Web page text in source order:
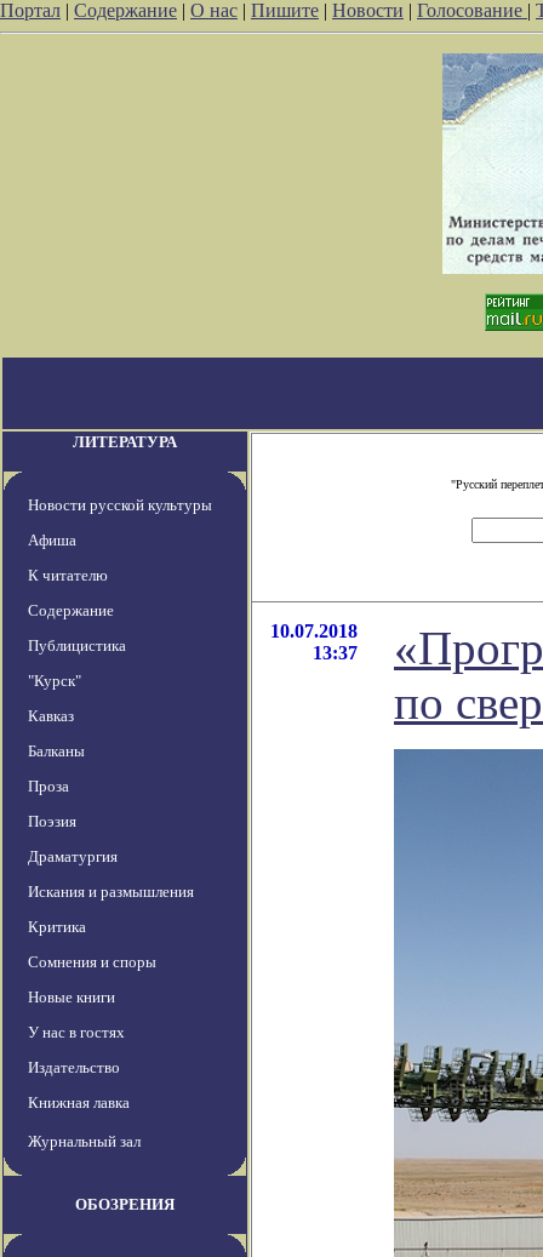
Портал | Содержание | О нас | Пишите | Новости | Голосование |
ЛИТЕРАТУРА
Новости русской культуры
Афиша
К читателю
Содержание
Публицистика
"Курск"
Кавказ
Балканы
Проза
Поэзия
Драматургия
Искания и размышления
Критика
Сомнения и споры
Новые книги
У нас в гостях
Издательство
Книжная лавка
Журнальный зал
ОБОЗРЕНИЯ
"Русский
10.07.2018
13:37
по